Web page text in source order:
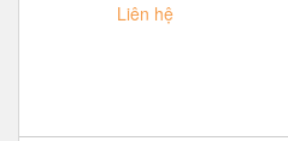
Liên hệ